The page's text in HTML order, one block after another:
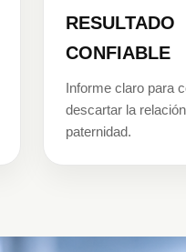
RESULTADO
CONFIABLE
Informe claro para
descartar la
paternidad.